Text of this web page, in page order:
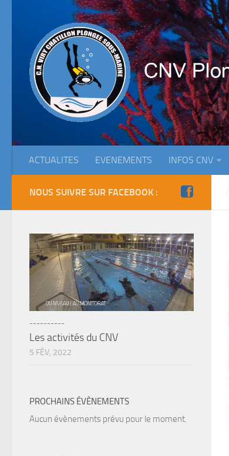
ACTUALITES EVENEMENTS INFOS CNV
NOUS SUIVRE SUR FACEBOOK :
----------
Les activités du CNV
5 FÉV, 2022
PROCHAINS ÉVÈNEMENTS
Aucun évènements prévu pour le moment.